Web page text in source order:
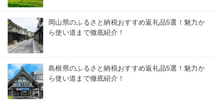
岡山県のふるさと納税おすすめ返礼品5選！魅力か
ら使い道まで徹底紹介！
島根県のふるさと納税おすすめ返礼品5選！魅力か
ら使い道まで徹底紹介！